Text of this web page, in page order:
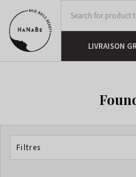
LIVRAISON
Filtres